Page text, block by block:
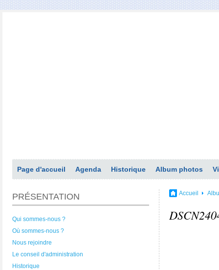
Page d'accueil Agenda Historique Album photos
PRÉSENTATION
Qui sommes-nous ?
Où sommes-nous ?
Nous rejoindre
Le conseil d'administration
Historique
Accueil